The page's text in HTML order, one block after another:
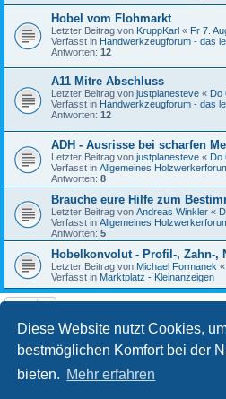
Diese Website nutzt Cookies,
bestmöglichen Komfort bei der
bieten. Mehr erfahren
Hobel vom Flohmarkt
Letzter Beitrag von KruppKarl « Fr 7.
Verfasst in Handwerkzeugforum - das
Antworten: 12
A11 Mitre Abschluss
Letzter Beitrag von justplanesteve « Do
Verfasst in Handwerkzeugforum - das
Antworten: 12
ADH - Ausrisse bei scharfen
Letzter Beitrag von justplanesteve « Do
Verfasst in Allgemeines
Antworten: 8
Brauche eure Hilfe zum
Letzter Beitrag von Andreas Winkler «
Verfasst in Allgemeines
Antworten: 5
Hobelkonvolut - Profil-, Zahn-,
Letzter Beitrag von Michael Formanek «
Verfasst in Marktplatz - Kleinanzeigen
Die Suche ergab 9